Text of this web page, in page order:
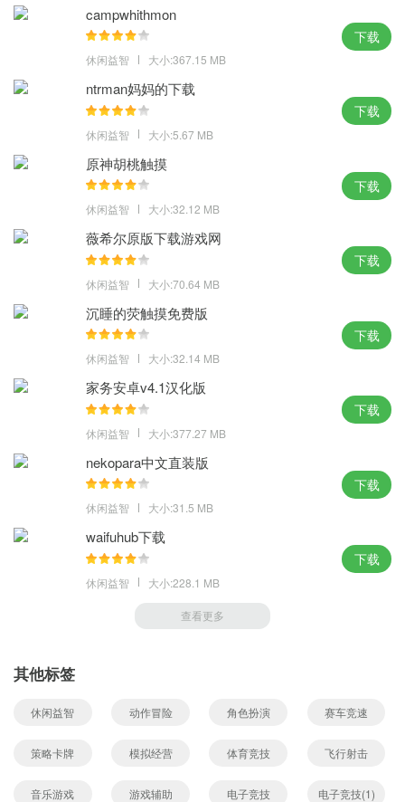
campwhithmon
休闲益智 大小:367.15 MB
下载
ntrman妈妈的下载
休闲益智 大小:5.67 MB
下载
原神胡桃触摸
休闲益智 大小:32.12 MB
下载
薇希尔原版下载游戏网
休闲益智 大小:70.64 MB
下载
沉睡的荧触摸免费版
休闲益智 大小:32.14 MB
下载
家务安卓v4.1汉化版
休闲益智 大小:377.27 MB
下载
nekopara中文直装版
休闲益智 大小:31.5 MB
下载
waifuhub下载
休闲益智 大小:228.1 MB
下载
查看更多
其他标签
休闲益智 动作冒险 角色扮演 赛车竞速
策略卡牌 模拟经营 体育竞技 飞行射击
音乐游戏 游戏辅助 电子竞技 电子竞技(1)